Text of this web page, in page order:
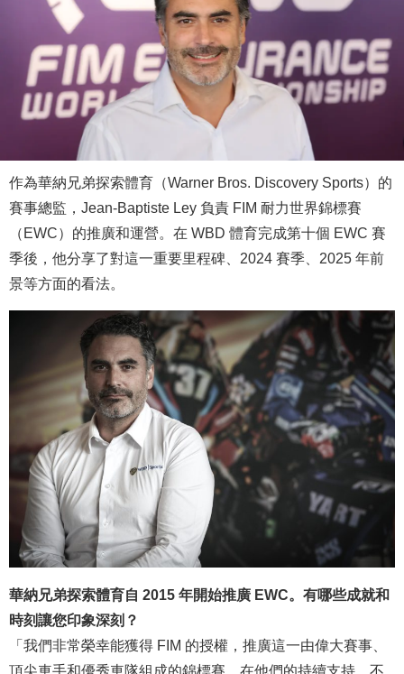
作為華納兄弟探索體育（Warner Bros. Discovery Sports）的
賽事總監，Jean-Baptiste Ley 負責 FIM 耐力世界錦標賽
（EWC）的推廣和運營。在 WBD 體育完成第十個 EWC 賽
季後，他分享了對這一重要里程碑、2024 賽季、2025 年前
景等方面的看法。
華納兄弟探索體育自 2015 年開始推廣 EWC。有哪些成就和
時刻讓您印象深刻？
「我們非常榮幸能獲得 FIM 的授權，推廣這一由偉大賽事、
頂尖車手和優秀車隊組成的錦標賽。在他們的持續支持、不